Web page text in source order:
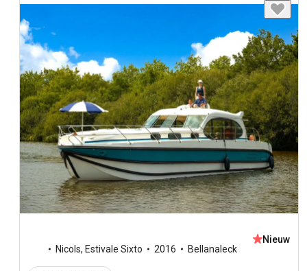
Nicols, Estivale Sixto 2016 Bellanaleck
Nieuw